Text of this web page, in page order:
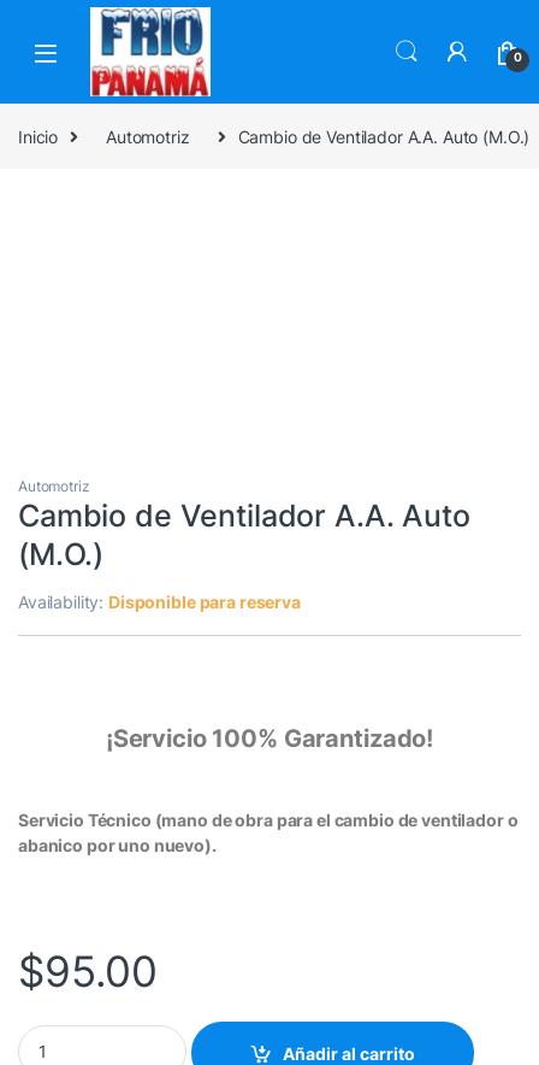
Skip to navigation
Skip to content
0
Inicio Automotriz Cambio de Ventilador A.A. Auto (M.O.)
Automotriz
Cambio de Ventilador A.A. Auto
(M.O.)
Availability: Disponible para reserva
¡Servicio 100% Garantizado!
Servicio Técnico (mano de obra para el cambio de ventilador o
abanico por uno nuevo).
$95.00
Quantity
Añadir al carrito